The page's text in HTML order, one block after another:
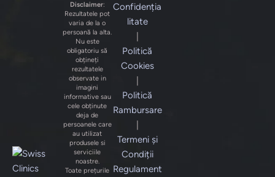
Disclaimer:
Rezultatele pot
varia de la o
persoană la alta.
Nu este
obligatoriu să
obțineți
rezultatele
observate in
imagini
informative sau
cele obținute
deja de
persoanele care
au utilizat
produsele si
serviciile
noastre.
Toate prețurile
Confidenția
litate
Politică
Cookies
Politică
Rambursare
Termeni și
Condiții
Regulament